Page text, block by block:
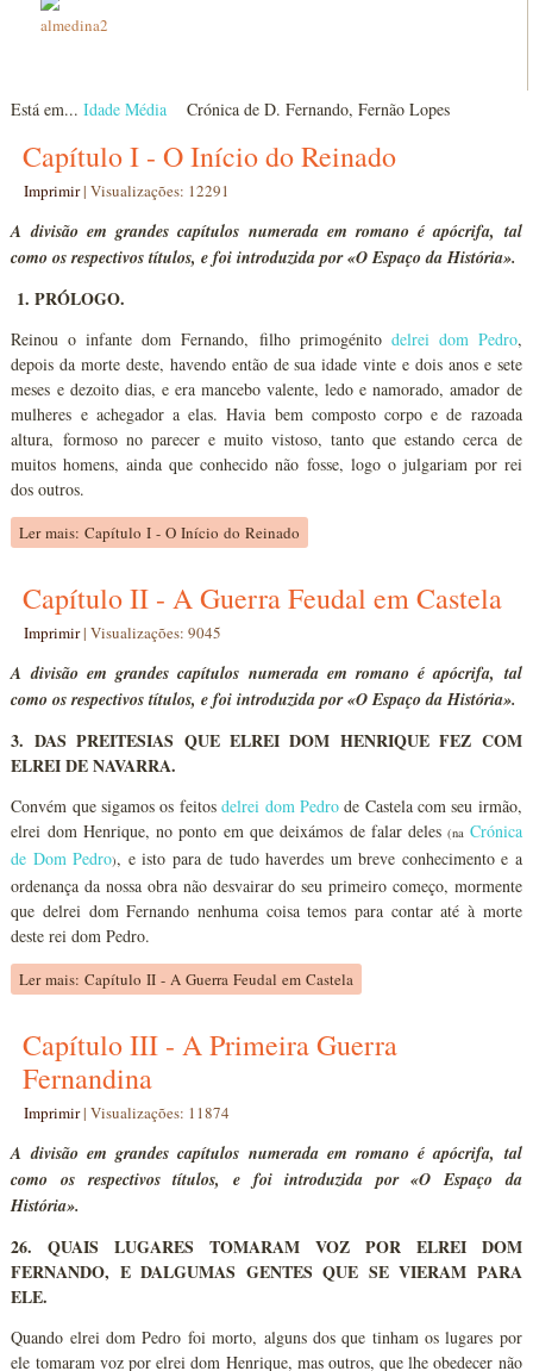
Está em...Idade Média Crónica de D. Fernando, Fernão Lopes
Capítulo I - O Início do Reinado
Imprimir|Visualizações: 12291
A divisão em grandes capítulos numerada em romano é apócrifa, tal
como os respectivos títulos, e foi introduzida por «O Espaço da História».
1. PRÓLOGO.
Reinou o infante dom Fernando, filho primogénito delrei dom Pedro,
depois da morte deste, havendo então de sua idade vinte e dois anos e sete
meses e dezoito dias, e era mancebo valente, ledo e namorado, amador de
mulheres e achegador a elas. Havia bem composto corpo e de razoada
altura, formoso no parecer e muito vistoso, tanto que estando cerca de
muitos homens, ainda que conhecido não fosse, logo o julgariam por rei
dos outros.
Ler mais: Capítulo I - O Início do Reinado
Capítulo II - A Guerra Feudal em Castela
Imprimir|Visualizações: 9045
A divisão em grandes capítulos numerada em romano é apócrifa, tal
como os respectivos títulos, e foi introduzida por «O Espaço da História».
3. DAS PREITESIAS QUE ELREI DOM HENRIQUE FEZ COM
ELREI DE NAVARRA.
Convém que sigamos os feitosdelrei dom Pedrode Castela com seu irmão,
elrei dom Henrique, no ponto em que deixámos de falar deles(na Crónica
de Dom Pedro), e isto para de tudo haverdes um breve conhecimento e a
ordenança da nossa obra não desvairar do seu primeiro começo, mormente
que delrei dom Fernando nenhuma coisa temos para contar até à morte
deste rei dom Pedro.
Ler mais: Capítulo II - A Guerra Feudal em Castela
Capítulo III - A Primeira Guerra
Fernandina
Imprimir|Visualizações: 11874
A divisão em grandes capítulos numerada em romano é apócrifa, tal
como os respectivos títulos, e foi introduzida por «O Espaço da
História».
26. QUAIS LUGARES TOMARAM VOZ POR ELREI DOM
FERNANDO, E DALGUMAS GENTES QUE SE VIERAM PARA
ELE.
Quando elrei dom Pedro foi morto, alguns dos que tinham os lugares por
ele tomaram voz por elrei dom Henrique, mas outros, que lhe obedecer não